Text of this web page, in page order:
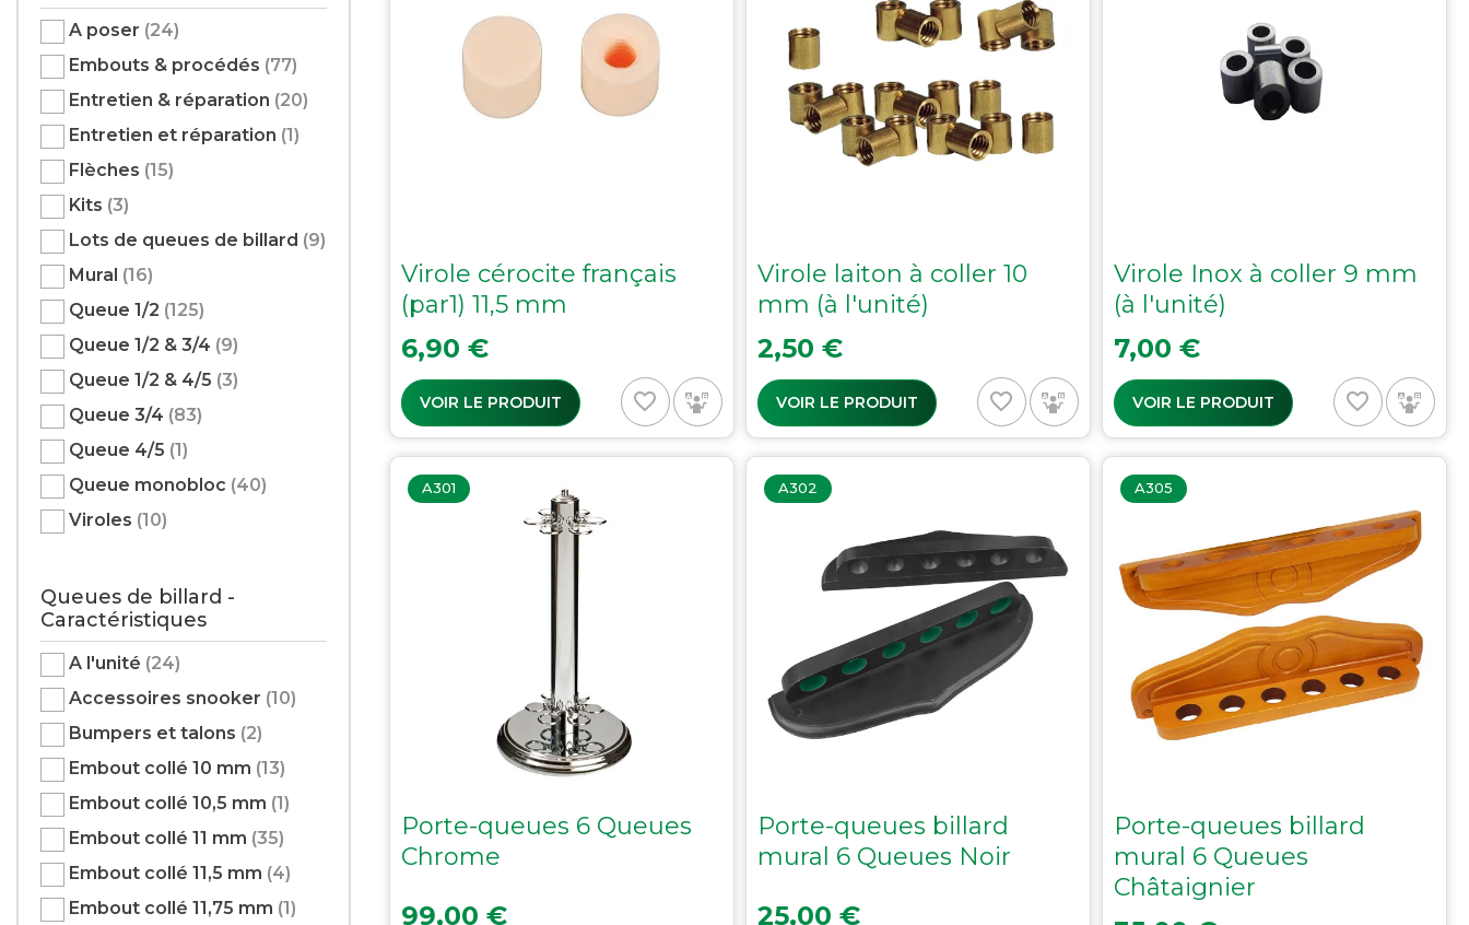
A poser (24)
Embouts & procédés (77)
Entretien & réparation (20)
Entretien et réparation (1)
Flèches (15)
Kits (3)
Lots de queues de billard (9)
Mural (16)
Queue 1/2 (125)
Queue 1/2 & 3/4 (9)
Queue 1/2 & 4/5 (3)
Queue 3/4 (83)
Queue 4/5 (1)
Queue monobloc (40)
Viroles (10)
Queues de billard -
Caractéristiques
A l'unité (24)
Accessoires snooker (10)
Bumpers et talons (2)
Embout collé 10 mm (13)
Embout collé 10,5 mm (1)
Embout collé 11 mm (35)
Embout collé 11,5 mm (4)
Embout collé 11,75 mm (1)
Virole cérocite français
(par1) 11,5 mm
Prix
6,90 €
VOIR LE PRODUIT favorite_border
Virole laiton à coller 10
mm (à l'unité)
Prix
2,50 €
VOIR LE PRODUIT favorite_border
Virole Inox à coller 9 mm
(à l'unité)
Prix
7,00 €
VOIR LE PRODUIT favorite_border
A301
Porte-queues 6 Queues
Chrome
Prix
99,00 €
A302
Porte-queues billard
mural 6 Queues Noir
Prix
25,00 €
A305
Porte-queues billard
mural 6 Queues
Châtaignier